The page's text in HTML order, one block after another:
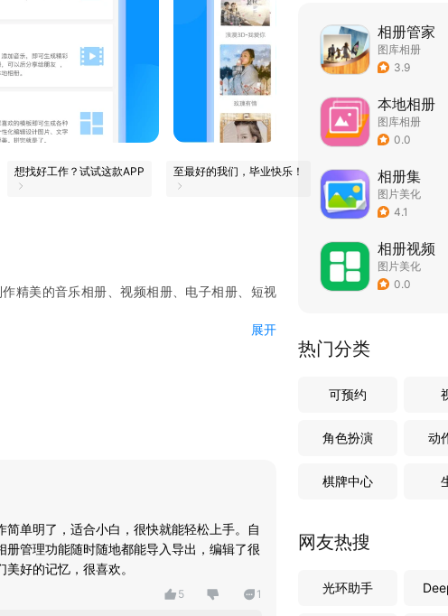
想找好工作？试试这款APP 至最好的我们，毕业快乐！
精美的音乐相册、视频相册、电子相册、短视
亲子、宝宝、节假日、明星、情侣表白、旅行
展开
单明了，适合小白，很快就能轻松上手。自
管理功能随时随地都能导入导出，编辑了很
好的记忆，很喜欢。
5 1
相册管家
图库相册
3.9
本地相册
图库相册
0.0
相册集
图片美化
4.1
相册视频
图片美化
0.0
热门分类
可预约
角色扮演 动
棋牌中心
网友热搜
光环助手